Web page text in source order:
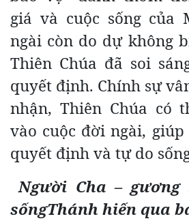
giá và cuộc sống của
ngài còn do dự không
Thiên Chúa đã soi
quyết định. Chính sự
nhận, Thiên Chúa có
vào cuộc đời ngài,
quyết định và tự do
Người Cha –
sốngThánh hiến qua